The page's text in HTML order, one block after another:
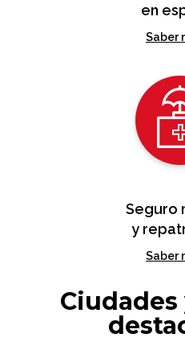
en
Saber
Seguro
y
Saber